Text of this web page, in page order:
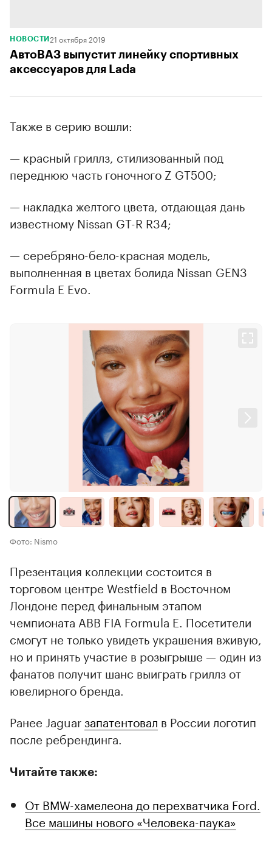
НОВОСТИ 21 октября 2019
АвтоВАЗ выпустит линейку спортивных
аксессуаров для Lada
Также в серию вошли:
— красный гриллз, стилизованный под
переднюю часть гоночного Z GT500;
— накладка желтого цвета, отдающая дань
известному Nissan GT-R R34;
— серебряно-бело-красная модель,
выполненная в цветах болида Nissan GEN3
Formula E Evo.
Фото: Nismo
Презентация коллекции состоится в
торговом центре Westfield в Восточном
Лондоне перед финальным этапом
чемпионата ABB FIA Formula E. Посетители
смогут не только увидеть украшения вживую,
но и принять участие в розыгрыше — один из
фанатов получит шанс выиграть гриллз от
ювелирного бренда.
Ранее Jaguarзапатентовал в России логотип
после ребрендинга.
Читайте также:
От BMW-хамелеона до перехватчика Ford.
Все машины нового «Человека-паука»